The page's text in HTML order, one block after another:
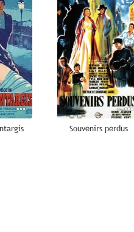
-- --
Souvenirs perdus